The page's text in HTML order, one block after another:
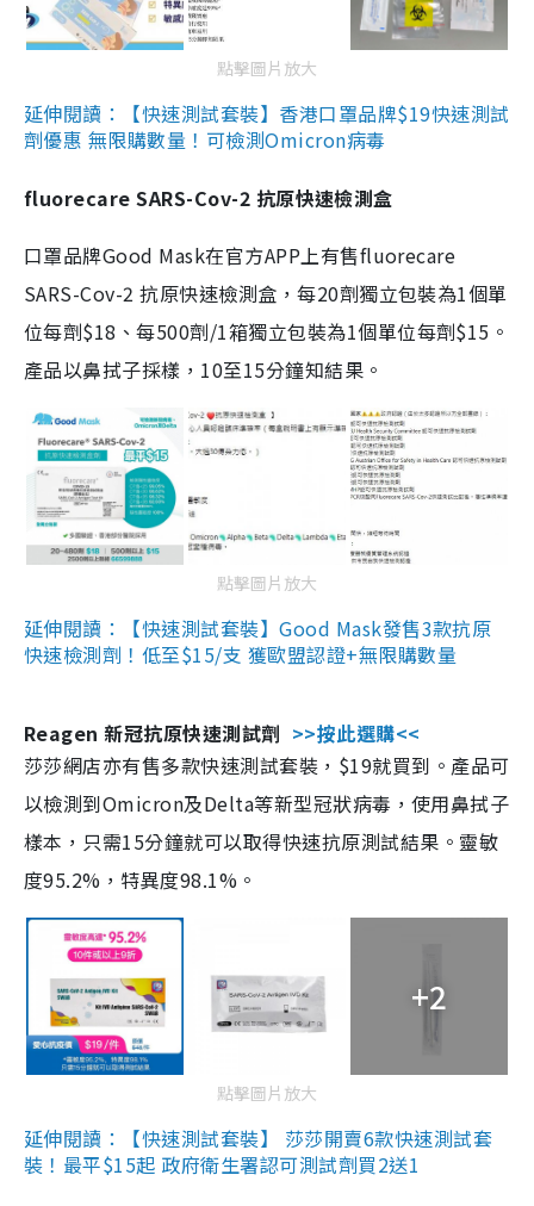
點擊圖片放大
延伸閱讀：【快速測試套裝】香港口罩品牌$19快速測試
劑優惠 無限購數量！可檢測Omicron病毒
fluorecare SARS-Cov-2 抗原快速檢測盒
口罩品牌Good Mask在官方APP上有售fluorecare
SARS-Cov-2 抗原快速檢測盒，每20劑獨立包裝為1個單
位每劑$18、每500劑/1箱獨立包裝為1個單位每劑$15。
產品以鼻拭子採樣，10至15分鐘知結果。
點擊圖片放大
延伸閱讀：【快速測試套裝】Good Mask發售3款抗原
快速檢測劑！低至$15/支 獲歐盟認證+無限購數量
Reagen 新冠抗原快速測試劑 >>按此選購<<
莎莎網店亦有售多款快速測試套裝，$19就買到。產品可
以檢測到Omicron及Delta等新型冠狀病毒，使用鼻拭子
樣本，只需15分鐘就可以取得快速抗原測試結果。靈敏
度95.2%，特異度98.1%。
+2
點擊圖片放大
延伸閱讀：【快速測試套裝】 莎莎開賣6款快速測試套
裝！最平$15起 政府衛生署認可測試劑買2送1